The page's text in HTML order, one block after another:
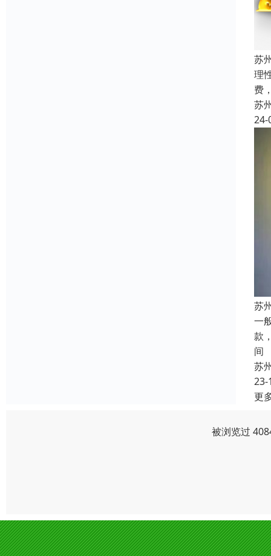
苏
理
费
苏
24-
苏
一
款
间
苏
23-
更
被浏览过